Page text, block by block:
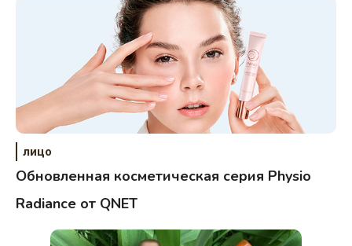
лицо
Обновленная косметическая серия Physio
Radiance от QNET